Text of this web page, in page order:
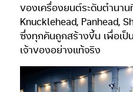
ของเครื่องยนต์ระดับตำนา
Knucklehead, Panhead,
ซึ่งทุกคันถูกสร้างขึ้น เพื่อ
เจ้าของอย่างแท้จริง